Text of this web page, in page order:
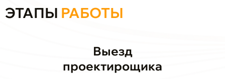
ЭТАПЫ РАБОТЫ
Выезд
проектирощика